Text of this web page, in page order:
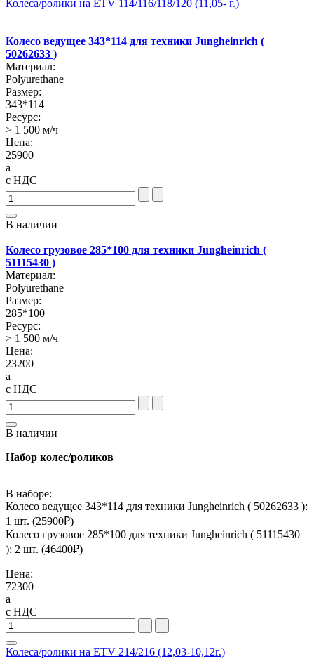
Колеса/ролики на ETV 114/116/118/120 (11,05- г.)
Колесо ведущее 343*114 для техники Jungheinrich (
50262633 )
Материал:
Polyurethane
Размер:
343*114
Ресурс:
> 1 500 м/ч
Цена:
25900
a
с НДС
В наличии
Колесо грузовое 285*100 для техники Jungheinrich (
51115430 )
Материал:
Polyurethane
Размер:
285*100
Ресурс:
> 1 500 м/ч
Цена:
23200
a
с НДС
В наличии
Набор колес/роликов
В наборе:
Колесо ведущее 343*114 для техники Jungheinrich ( 50262633 ):
1 шт. (25900₽)
Колесо грузовое 285*100 для техники Jungheinrich ( 51115430
): 2 шт. (46400₽)
Цена:
72300
a
с НДС
Колеса/ролики на ETV 214/216 (12,03-10,12г.)